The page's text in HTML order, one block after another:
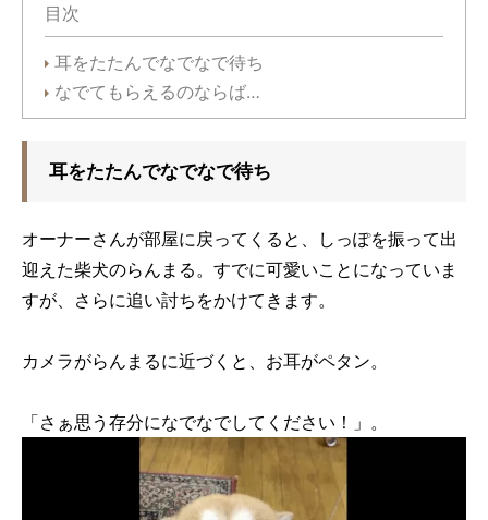
目次
耳をたたんでなでなで待ち
なでてもらえるのならば…
耳をたたんでなでなで待ち
オーナーさんが部屋に戻ってくると、しっぽを振って出
迎えた柴犬のらんまる。すでに可愛いことになっていま
すが、さらに追い討ちをかけてきます。
カメラがらんまるに近づくと、お耳がペタン。
「さぁ思う存分になでなでしてください！」。